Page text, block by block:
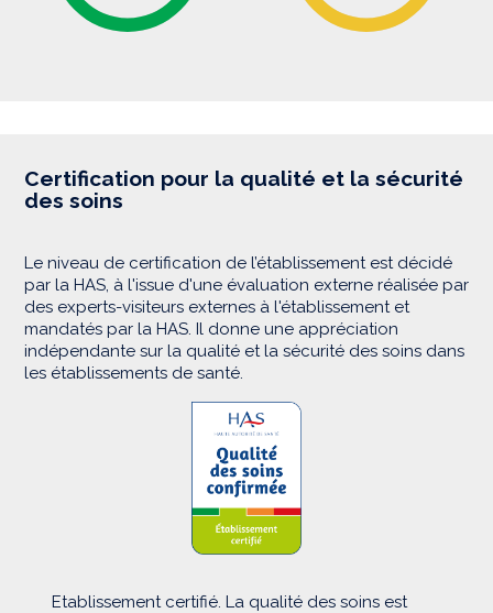
Certification pour la qualité et la sécurité
des soins
Le niveau de certification de l’établissement est décidé
par la HAS, à l'issue d'une évaluation externe réalisée par
des experts-visiteurs externes à l'établissement et
mandatés par la HAS. Il donne une appréciation
indépendante sur la qualité et la sécurité des soins dans
les établissements de santé.
Etablissement certifié. La qualité des soins est